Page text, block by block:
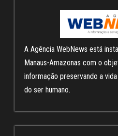
A Agência WebNews está
Manaus-Amazonas com o
informação preservando a
do ser humano.